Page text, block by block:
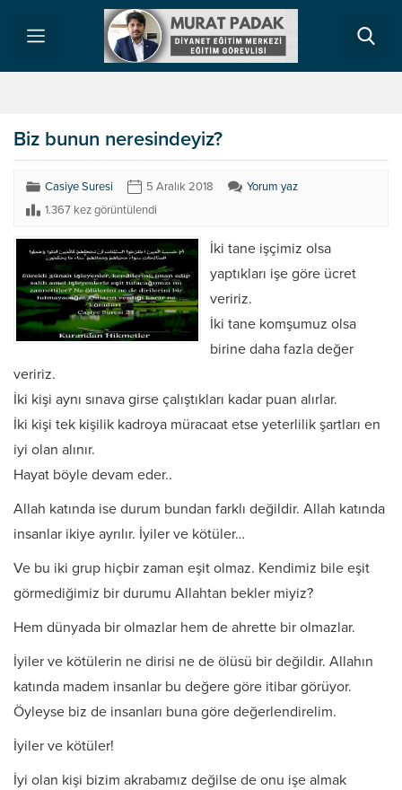
Biz bunun neresindeyiz?
Casiye Suresi 5 Aralık 2018
Yorum yaz
1.367 kez görüntülendi
İki tane işçimiz olsa
yaptıkları işe göre ücret
veririz.
İki tane komşumuz olsa
birine daha fazla değer
veririz.
İki kişi aynı sınava girse çalıştıkları kadar puan alırlar.
İki kişi tek kişilik kadroya müracaat etse yeterlilik şartları en
iyi olan alınır.
Hayat böyle devam eder..
Allah katında ise durum bundan farklı değildir. Allah katında
insanlar ikiye ayrılır. İyiler ve kötüler…
Ve bu iki grup hiçbir zaman eşit olmaz. Kendimiz bile eşit
görmediğimiz bir durumu Allahtan bekler miyiz?
Hem dünyada bir olmazlar hem de ahrette bir olmazlar.
İyiler ve kötülerin ne dirisi ne de ölüsü bir değildir. Allahın
katında madem insanlar bu değere göre itibar görüyor.
Öyleyse biz de insanları buna göre değerlendirelim.
İyiler ve kötüler!
İyi olan kişi bizim akrabamız değilse de onu işe almak